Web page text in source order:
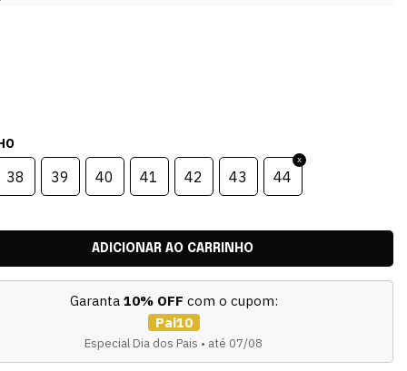
38 39 40 41 42 43 44
Garanta 10% OFF com o cupom:
Pai10
Especial Dia dos Pais • até 07/08